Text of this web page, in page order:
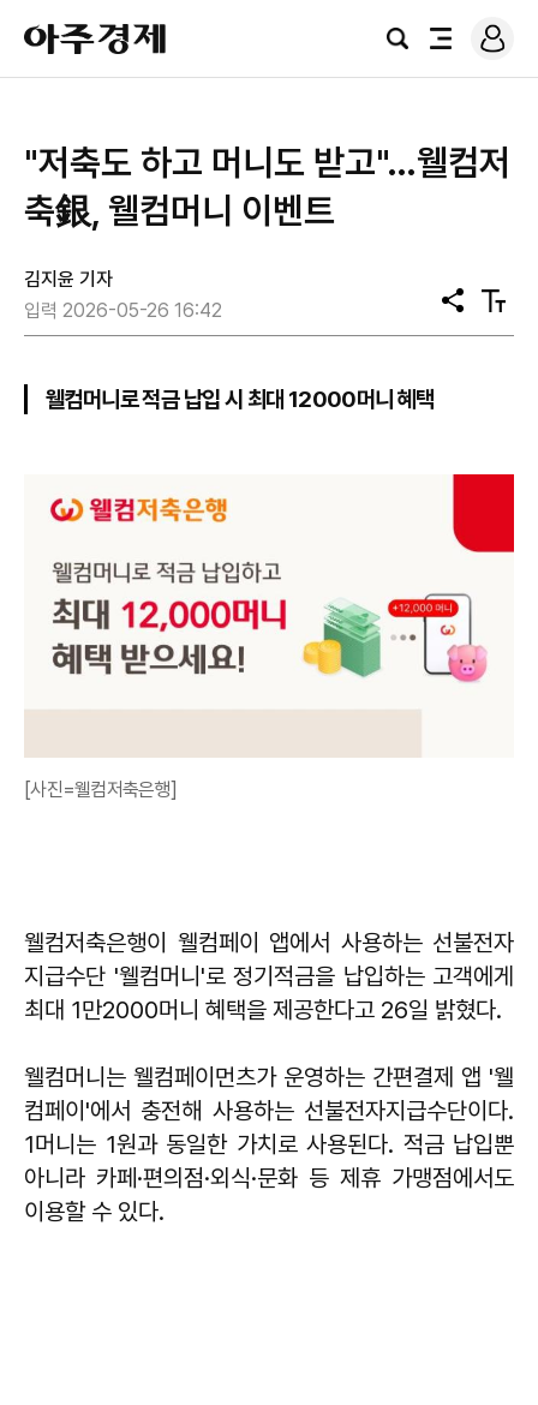
아
주
경
검
전
로
그
"저축도 하고 머니도 받고"…웰컴저
축銀, 웰컴머니 이벤트
김지윤 기자
입력 2026-05-26 16:42
공
유
텍
스
웰컴머니로 적금 납입 시 최대 12000머니 혜택
[사진=웰컴저축은행]
웰컴저축은행이 웰컴페이 앱에서 사용하는 선불전자
지급수단 '웰컴머니'로 정기적금을 납입하는 고객에게
최대 1만2000머니 혜택을 제공한다고 26일 밝혔다.
웰컴머니는 웰컴페이먼츠가 운영하는 간편결제 앱 '웰
컴페이'에서 충전해 사용하는 선불전자지급수단이다.
1머니는 1원과 동일한 가치로 사용된다. 적금 납입뿐
아니라 카페·편의점·외식·문화 등 제휴 가맹점에서도
이용할 수 있다.